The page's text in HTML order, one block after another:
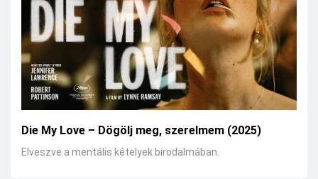
Die My Love – Dögölj meg, szerelmem (2025)
Elveszve a mentális kételyek birodalmában.